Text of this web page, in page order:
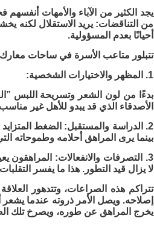
يجد الكثير من الآباء والأمهات
من التناقضات: يريد الاستقلال لكنه
أحيانًا بعدم المسؤولية.
تتبلور متاعب الأسرة في ساحات
1. المظهر والاختيارات الشخصية:
بدءًا من لون الشعر وتسريحة اللبس
الأصدقاء الذي قد يبدو للأهل غير
2. الدراسة والمستقبل: الضغط
بينما يرى المراهق أحلامه وطموحاته
3. التصرفات والانفعالات: المراهقون
لا يزال قيد التطور. هذا ما يفسر
تتراكم هذه الصراعات، وتتدهور
إصلاحه. ويصل الأمر ذروته عندما
يخرج المراهق عن طوره، ويصرخ تلك